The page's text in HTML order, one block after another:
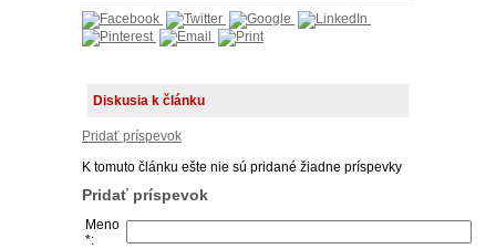
Diskusia k článku
Pridať príspevok
K tomuto článku ešte nie sú pridané žiadne príspevky
Pridať príspevok
Meno
*: